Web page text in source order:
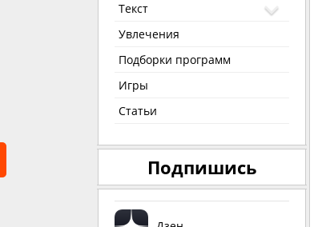
Текст
Увлечения
Подборки программ
Игры
Статьи
Подпишись